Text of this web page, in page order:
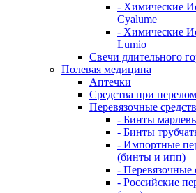
- Химические
Cyalume
- Химические
Lumio
Свечи длительного
Полевая медицина
Аптечки
Средства при
Перевязочные
- Бинты
- Бинты
- Импортные
(бинты и ипп)
- Перевязочные
- Российские